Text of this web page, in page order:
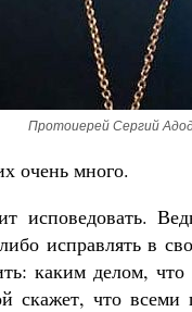
Протоиерей Сергий
очень много.
исповедовать.
исправлять в
каким делом,
скажет, что